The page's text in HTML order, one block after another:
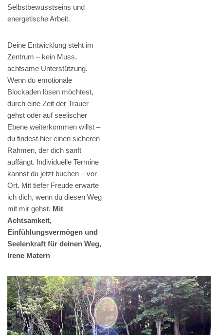
Selbstbewusstseins und
energetische Arbeit.
Deine Entwicklung steht im
Zentrum – kein Muss,
achtsame Unterstützung.
Wenn du emotionale
Blockaden lösen möchtest,
durch eine Zeit der Trauer
gehst oder auf seelischer
Ebene weiterkommen willst –
du findest hier einen sicheren
Rahmen, der dich sanft
auffängt. Individuelle Termine
kannst du jetzt buchen – vor
Ort. Mit tiefer Freude erwarte
ich dich, wenn du diesen Weg
mit mir gehst. Mit
Achtsamkeit,
Einfühlungsvermögen und
Seelenkraft für deinen Weg,
Irene Matern